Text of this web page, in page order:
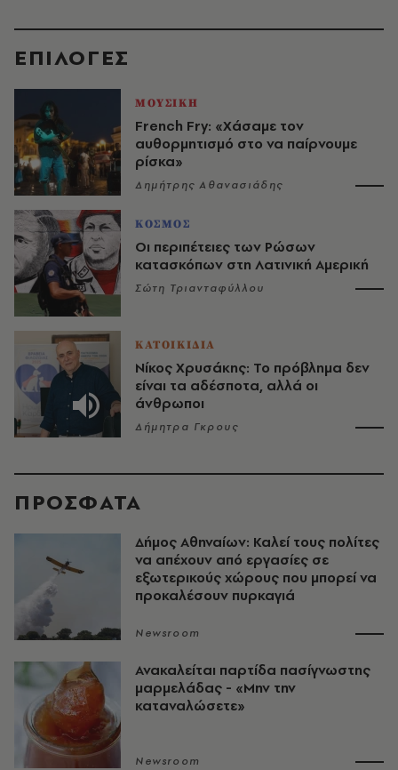
EΠΙΛΟΓΈΣ
ΜΟΥΣΙΚΗ
French Fry: «Χάσαμε τον
αυθορμητισμό στο να παίρνουμε
ρίσκα»
Δημήτρης Αθανασιάδης
ΚΟΣΜΟΣ
Οι περιπέτειες των Ρώσων
κατασκόπων στη Λατινική Αμερική
Σώτη Τριανταφύλλου
ΚΑΤΟΙΚΙΔΙΑ
Νίκος Χρυσάκης: Το πρόβλημα δεν
είναι τα αδέσποτα, αλλά οι
άνθρωποι
Δήμητρα Γκρους
ΠΡΟΣΦΑΤΑ
Δήμος Αθηναίων: Καλεί τους πολίτες
να απέχουν από εργασίες σε
εξωτερικούς χώρους που μπορεί να
προκαλέσουν πυρκαγιά
Newsroom
Ανακαλείται παρτίδα πασίγνωστης
μαρμελάδας - «Μην την
καταναλώσετε»
Newsroom